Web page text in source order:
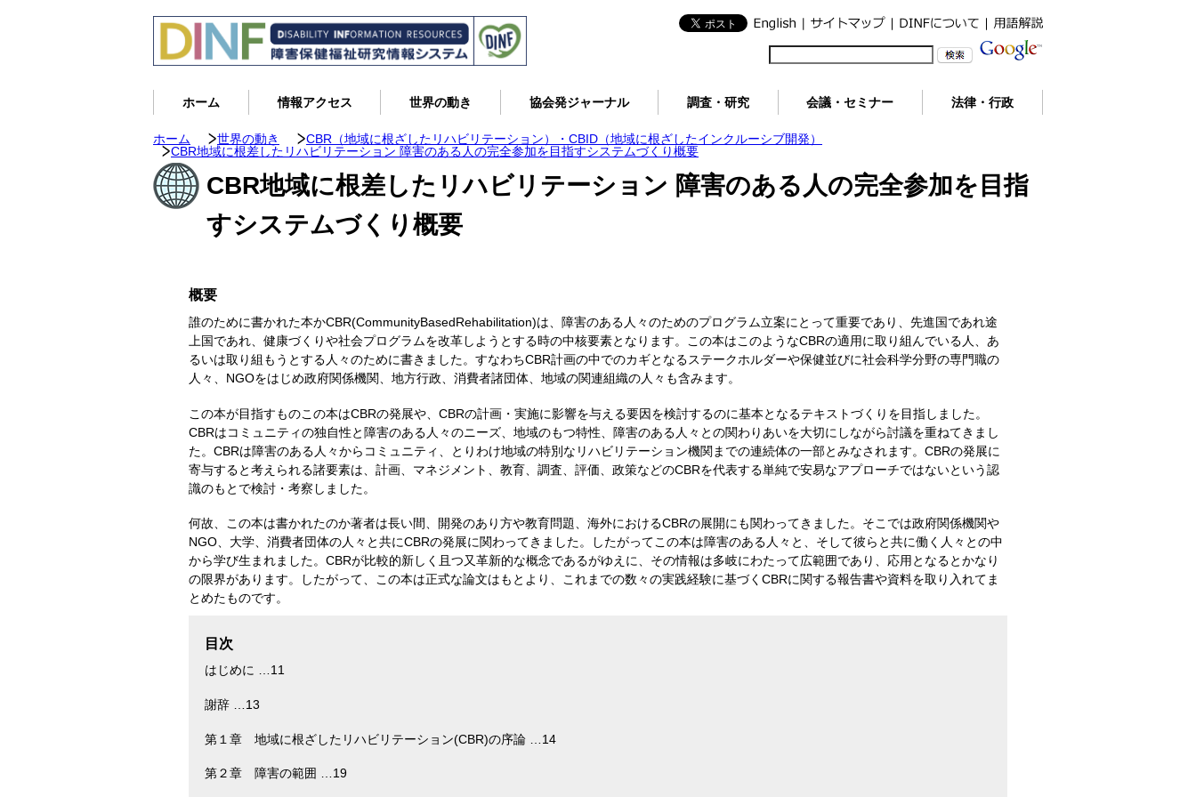
ホーム 情報アクセス 世界の動き 協会発ジャーナル 調査・研究 会議・セミナー 法律・行政
ホーム 世界の動き
CBR（地域に根ざしたリハビリテーション）・CBID（地域に根ざしたインクルーシブ開発）
CBR地域に根差したリハビリテーション 障害のある人の完全参加を目指すシステムづくり概要
CBR地域に根差したリハビリテーション 障害のある人の完全参加を目指
すシステムづくり概要
概要
誰のために書かれた本かCBR(CommunityBasedRehabilitation)は、障害のある人々のためのプログラム立案にとって重要であり、先進国であれ途
上国であれ、健康づくりや社会プログラムを改革しようとする時の中核要素となります。この本はこのようなCBRの適用に取り組んでいる人、あ
るいは取り組もうとする人々のために書きました。すなわちCBR計画の中でのカギとなるステークホルダーや保健並びに社会科学分野の専門職の
人々、NGOをはじめ政府関係機関、地方行政、消費者諸団体、地域の関連組織の人々も含みます。
この本が目指すものこの本はCBRの発展や、CBRの計画・実施に影響を与える要因を検討するのに基本となるテキストづくりを目指しました。
CBRはコミュニティの独自性と障害のある人々のニーズ、地域のもつ特性、障害のある人々との関わりあいを大切にしながら討議を重ねてきまし
た。CBRは障害のある人々からコミュニティ、とりわけ地域の特別なリハビリテーション機関までの連続体の一部とみなされます。CBRの発展に
寄与すると考えられる諸要素は、計画、マネジメント、教育、調査、評価、政策などのCBRを代表する単純で安易なアプローチではないという認
識のもとで検討・考察しました。
何故、この本は書かれたのか著者は長い間、開発のあり方や教育問題、海外におけるCBRの展開にも関わってきました。そこでは政府関係機関や
NGO、大学、消費者団体の人々と共にCBRの発展に関わってきました。したがってこの本は障害のある人々と、そして彼らと共に働く人々との中
から学び生まれました。CBRが比較的新しく且つ又革新的な概念であるがゆえに、その情報は多岐にわたって広範囲であり、応用となるとかなり
の限界があります。したがって、この本は正式な論文はもとより、これまでの数々の実践経験に基づくCBRに関する報告書や資料を取り入れてま
とめたものです。
目次
はじめに …11
謝辞 …13
第１章 地域に根ざしたリハビリテーション(CBR)の序論 …14
第２章 障害の範囲 …19